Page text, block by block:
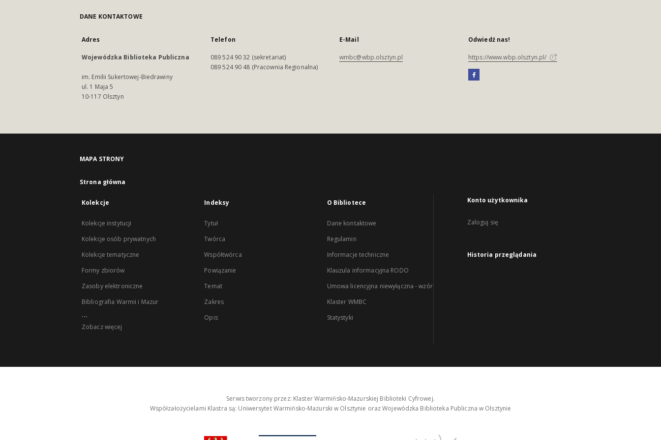
DANE KONTAKTOWE
Adres
Wojewódzka Biblioteka Publiczna
im. Emilii Sukertowej-Biedrawiny
ul. 1 Maja 5
10-117 Olsztyn
Telefon
089 524 90 32 (sekretariat)
089 524 90 48 (Pracownia Regionalna)
E-Mail
wmbc@wbp.olsztyn.pl
Odwiedź nas!
https://www.wbp.olsztyn.pl/
MAPA STRONY
Strona główna
Kolekcje
Kolekcje instytucji
Kolekcje osób prywatnych
Kolekcje tematyczne
Formy zbiorów
Zasoby elektroniczne
Bibliografia Warmii i Mazur
...
Zobacz więcej
Indeksy
Tytuł
Twórca
Współtwórca
Powiązanie
Temat
Zakres
Opis
O Bibliotece
Dane kontaktowe
Regulamin
Informacje techniczne
Klauzula informacyjna RODO
Umowa licencyjna niewyłączna - wzór
Klaster WMBC
Statystyki
Konto użytkownika
Zaloguj się
Historia przeglądania
Serwis tworzony przez: Klaster Warmińsko-Mazurskiej Biblioteki Cyfrowej.
Współzałożycielami Klastra są: Uniwersytet Warmińsko-Mazurski w Olsztynie oraz Wojewódzka Biblioteka Publiczna w Olsztynie